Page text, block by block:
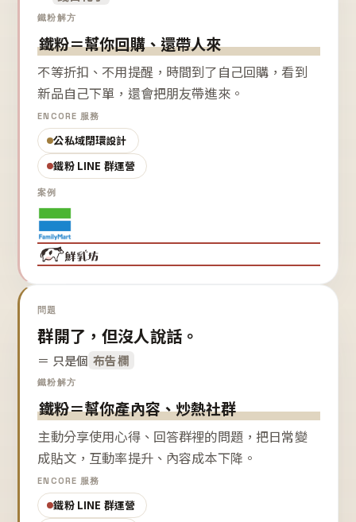
鐵粉解方
鐵粉＝幫你回購、還帶人來
不等折扣、不用提醒，時間到了自己回購，看到
新品自己下單，還會把朋友帶進來。
ENCORE 服務
公私域閉環設計
鐵粉 LINE 群運營
案例
問題
群開了，但沒人說話。
＝ 只是個 布告欄
鐵粉解方
鐵粉＝幫你產內容、炒熱社群
主動分享使用心得、回答群裡的問題，把日常變
成貼文，互動率提升、內容成本下降。
ENCORE 服務
鐵粉 LINE 群運營